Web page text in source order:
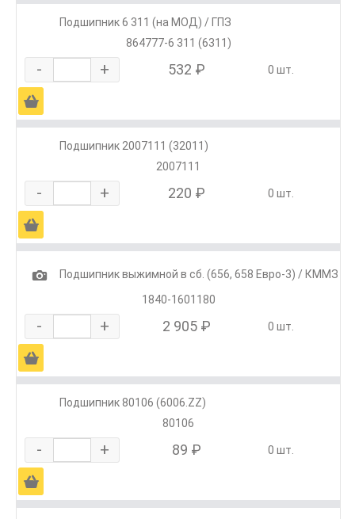
Подшипник 6 311 (на МОД) / ГПЗ
864777-6 311 (6311)
- + 532 ₽ 0 шт.
Ä
Подшипник 2007111 (32011)
2007111
- + 220 ₽ 0 шт.
Ä
1
Подшипник выжимной в сб. (656, 658 Евро-3) / КММЗ
1840-1601180
- + 2 905 ₽ 0 шт.
Ä
Подшипник 80106 (6006.ZZ)
80106
- + 89 ₽ 0 шт.
Ä